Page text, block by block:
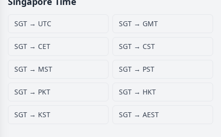
SGT → UTC SGT → GMT
SGT → CET SGT → CST
SGT → MST SGT → PST
SGT → PKT SGT → HKT
SGT → KST SGT → AEST